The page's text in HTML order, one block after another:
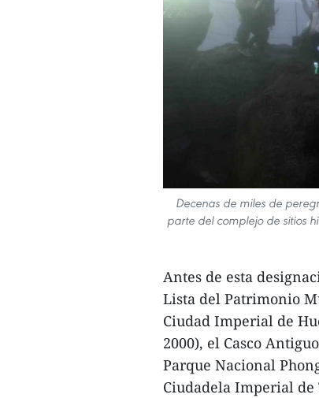
Decenas de miles de
parte del complejo de sitios
Antes de esta
Lista del Patrimonio
Ciudad Imperial de
2000), el Casco
Parque Nacional
Ciudadela Imperial de